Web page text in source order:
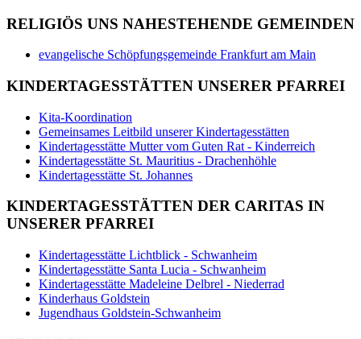
RELIGIÖS UNS NAHESTEHENDE GEMEINDEN
evangelische Schöpfungsgemeinde Frankfurt am Main
KINDERTAGESSTÄTTEN UNSERER PFARREI
Kita-Koordination
Gemeinsames Leitbild unserer Kindertagesstätten
Kindertagesstätte Mutter vom Guten Rat - Kinderreich
Kindertagesstätte St. Mauritius - Drachenhöhle
Kindertagesstätte St. Johannes
KINDERTAGESSTÄTTEN DER CARITAS IN
UNSERER PFARREI
Kindertagesstätte Lichtblick - Schwanheim
Kindertagesstätte Santa Lucia - Schwanheim
Kindertagesstätte Madeleine Delbrel - Niederrad
Kinderhaus Goldstein
Jugendhaus Goldstein-Schwanheim